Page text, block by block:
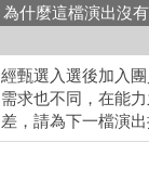
為什麼這檔演出沒
經甄選入選後加入
需求也不同，在能
差，請為下一檔演